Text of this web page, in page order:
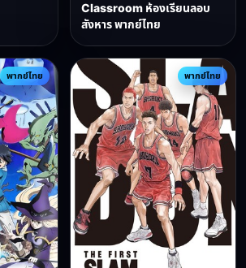
Classroom ห้องเรียนลอบ
สังหาร พากย์ไทย
พากย์ไทย พากย์ไทย